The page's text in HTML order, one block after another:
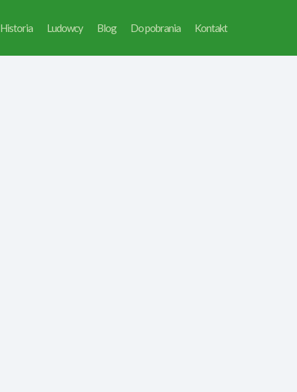
Historia Ludowcy Blog Do pobrania Kontakt